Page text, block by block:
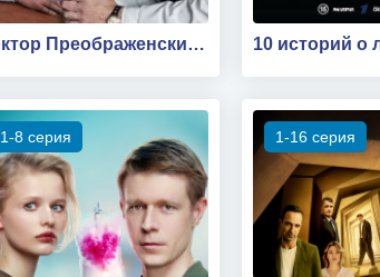
Доктор Преображенский 3 сезон
1-8 серия 1-16 серия